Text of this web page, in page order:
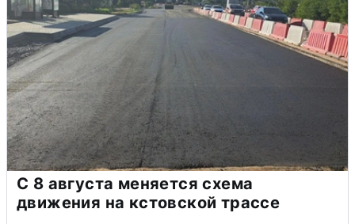
С 8 августа меняется схема
движения на кстовской трассе